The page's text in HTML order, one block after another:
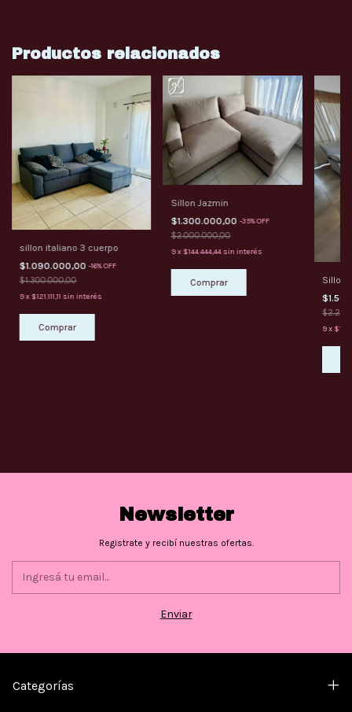
Productos relacionados
sillon italiano 3 cuerpo
$1.090.000,00-16%OFF
$1.300.000,00
9x$121.111,11 sin interés
Comprar
Sillon Jazmin
$1.300.000,00-35%OFF
$2.000.000,00
9 x$144.444,44 sin interés
Sillon
9x
Newsletter
Registrate y recibí nuestras ofertas.
Categorías